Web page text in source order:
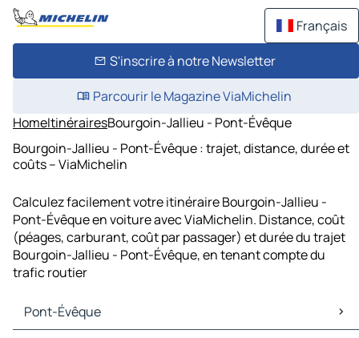
Français
S'inscrire à notre Newsletter
Parcourir le Magazine ViaMichelin
HomeItinérairesBourgoin-Jallieu - Pont-Évêque
Bourgoin-Jallieu - Pont-Évêque : trajet, distance, durée et
coûts – ViaMichelin
Calculez facilement votre itinéraire Bourgoin-Jallieu -
Pont-Évêque en voiture avec ViaMichelin. Distance, coût
(péages, carburant, coût par passager) et durée du trajet
Bourgoin-Jallieu - Pont-Évêque, en tenant compte du
trafic routier
Pont-Évêque